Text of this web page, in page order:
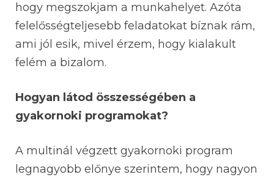
hogy megszokjam a munkahelyet. Azóta
felelősségteljesebb feladatokat bíznak rám,
ami jól esik, mivel érzem, hogy kialakult
felém a bizalom.
Hogyan látod összességében a
gyakornoki programokat?
A multinál végzett gyakornoki program
legnagyobb előnye szerintem, hogy nagyon